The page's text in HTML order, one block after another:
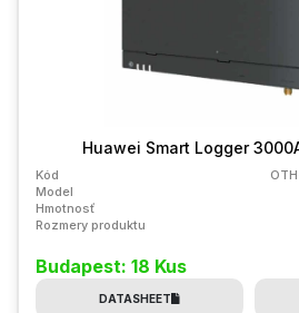
Huawei Smart Logger
Kód
Model
Hmotnosť
Rozmery produktu
Budapest: 18 Kus
DATASHEET